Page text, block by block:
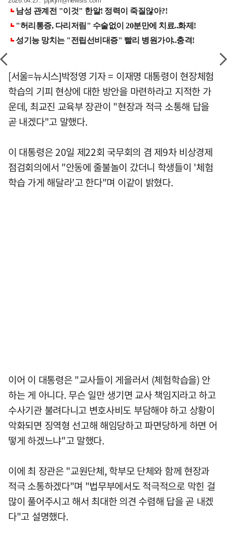
[서울=뉴시스]박정영 기자 = 이재명 대통령이 현장체험
학습의 기피 현상에 대한 방안을 마련하라고 지적한 가
운데, 최교진 교육부 장관이 "현장과 적극 소통해 답을
곧 내겠다"고 말했다.
이 대통령은 20일 제22회 국무회의 겸 제9차 비상경제
점검회의에서 "안동에 줄불놀이 갔더니 학생들이 '체험
학습 가게 해달라'고 한다"며 이같이 밝혔다.
이어 이 대통령은 "교사들이 게을러서 (체험학습을) 안
하는 게 아니다. 무슨 일만 생기면 교사 책임지라고 하고
수사기관 불려다니고 변호사비도 부담해야 하고 상황이
악화되면 징역형 선고해 해임당하고 파면당하게 하면 어
떻게 하겠느냐"고 말했다.
이에 최 장관은 "교원단체, 학부모 단체와 함께 현장과
적극 소통하겠다"며 "법무부에서도 적극적으로 막힌 걸
많이 풀어주시고 해서 최대한 의견 수렴해 답을 곧 내겠
다"고 설명했다.